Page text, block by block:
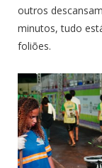
outros
minutos, tudo
foliões.